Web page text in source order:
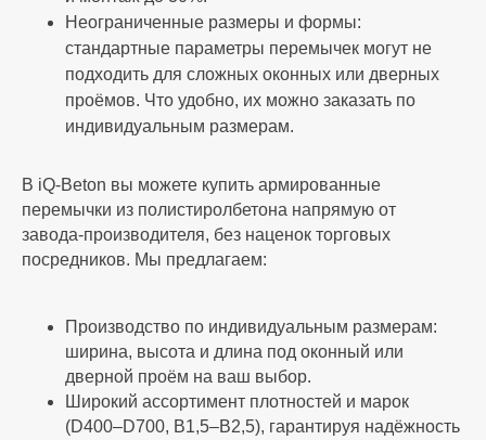
Неограниченные размеры и формы:
стандартные параметры перемычек могут не
подходить для сложных оконных или дверных
проёмов. Что удобно, их можно заказать по
индивидуальным размерам.
В iQ‑Beton вы можете купить армированные
перемычки из полистиролбетона напрямую от
завода‑производителя, без наценок торговых
посредников. Мы предлагаем:
Производство по индивидуальным размерам:
ширина, высота и длина под оконный или
дверной проём на ваш выбор.
Широкий ассортимент плотностей и марок
(D400–D700, B1,5–B2,5), гарантируя надёжность